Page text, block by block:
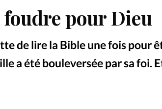
chrétienne
Chronique
foudre pour Dieu
de lire la Bible une fois pour
a été bouleversée par sa foi.